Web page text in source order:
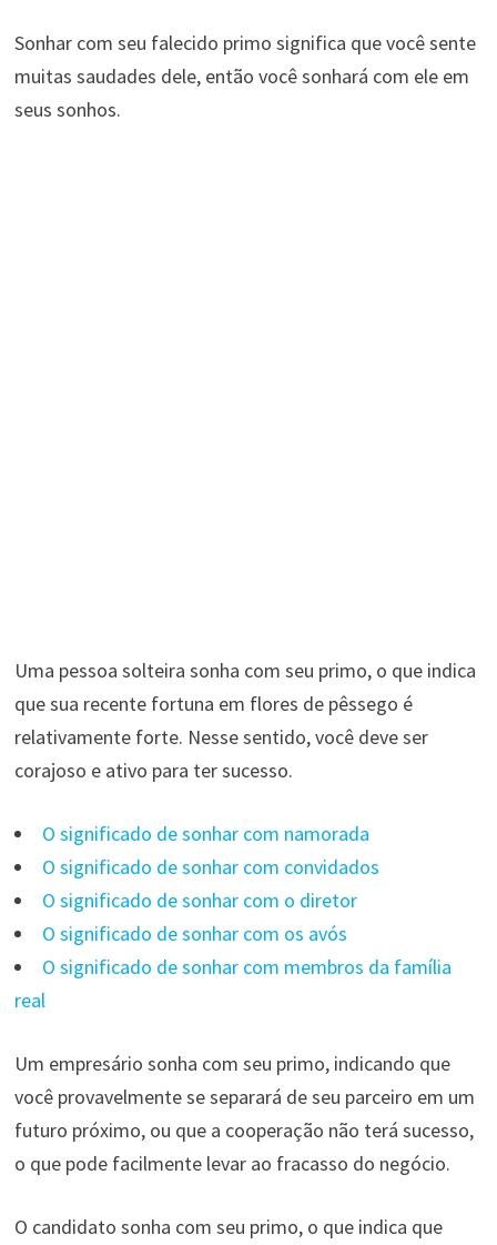
Sonhar com seu falecido primo significa que você sente
muitas saudades dele, então você sonhará com ele em
seus sonhos.
Uma pessoa solteira sonha com seu primo, o que indica
que sua recente fortuna em flores de pêssego é
relativamente forte. Nesse sentido, você deve ser
corajoso e ativo para ter sucesso.
O significado de sonhar com namorada
O significado de sonhar com convidados
O significado de sonhar com o diretor
O significado de sonhar com os avós
O significado de sonhar com membros da família
real
Um empresário sonha com seu primo, indicando que
você provavelmente se separará de seu parceiro em um
futuro próximo, ou que a cooperação não terá sucesso,
o que pode facilmente levar ao fracasso do negócio.
O candidato sonha com seu primo, o que indica que